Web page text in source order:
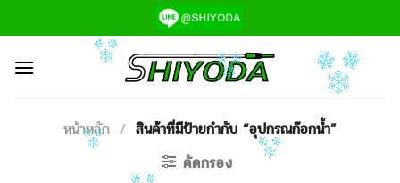
ไป
เนื้อหา
หน้าหลัก / สินค้าที่มีป้ายกำกับ “อุปกรณก๊อกน้ำ”
คัดกรอง